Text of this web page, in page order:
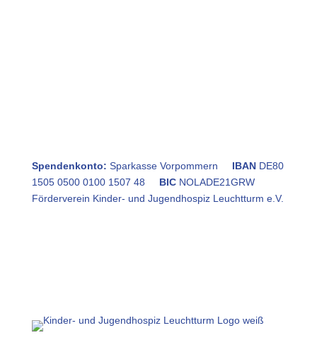
Spendenkonto: Sparkasse Vorpommern IBANDE80
1505 0500 0100 1507 48 BICNOLADE21GRW
Förderverein Kinder- und Jugendhospiz Leuchtturm e.V.